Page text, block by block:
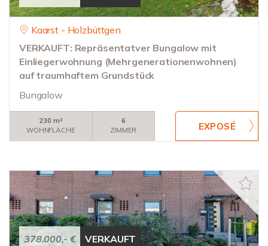
Kaarst - Holzbüttgen
VERKAUFT: Repräsentatver Bungalow mit
Einliegerwohnung (Mehrgenerationenwohnen)
auf traumhaftem Grundstück
Bungalow
230 m²
WOHNFLÄCHE
6
ZIMMER
378.000,- € VERKAUFT